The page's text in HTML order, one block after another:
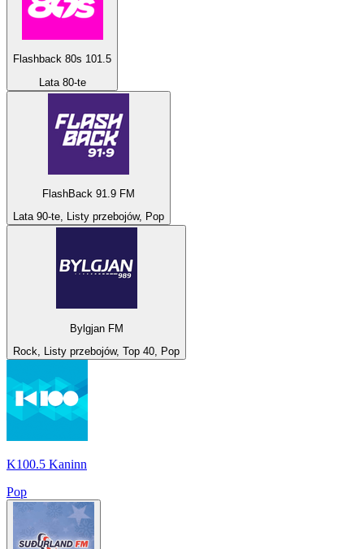
Flashback 80s 101.5
Lata 80-te
FlashBack 91.9 FM
Lata 90-te, Listy przebojów, Pop
Bylgjan FM
Rock, Listy przebojów, Top 40, Pop
K100.5 Kaninn
Pop